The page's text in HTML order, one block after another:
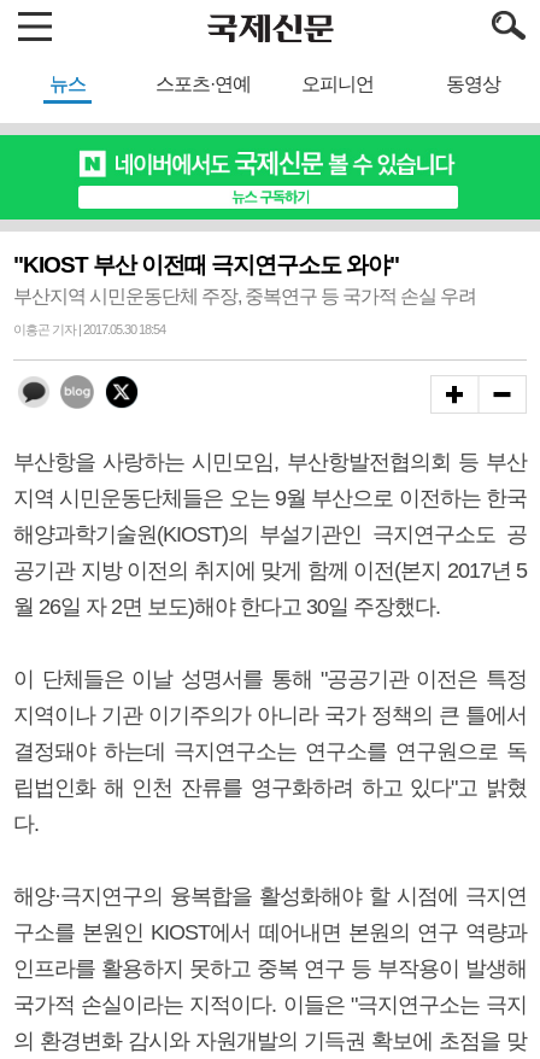
뉴스 스포츠·연예 오피니언 동영상
"KIOST 부산 이전때 극지연구소도 와야"
부산지역 시민운동단체 주장, 중복연구 등 국가적 손실 우려
이흥곤 기자 | 2017.05.30 18:54
부산항을 사랑하는 시민모임, 부산항발전협의회 등 부산
지역 시민운동단체들은 오는 9월 부산으로 이전하는 한국
해양과학기술원(KIOST)의 부설기관인 극지연구소도 공
공기관 지방 이전의 취지에 맞게 함께 이전(본지 2017년 5
월 26일 자 2면 보도)해야 한다고 30일 주장했다.
이 단체들은 이날 성명서를 통해 "공공기관 이전은 특정
지역이나 기관 이기주의가 아니라 국가 정책의 큰 틀에서
결정돼야 하는데 극지연구소는 연구소를 연구원으로 독
립법인화 해 인천 잔류를 영구화하려 하고 있다"고 밝혔
다.
해양·극지연구의 융복합을 활성화해야 할 시점에 극지연
구소를 본원인 KIOST에서 떼어내면 본원의 연구 역량과
인프라를 활용하지 못하고 중복 연구 등 부작용이 발생해
국가적 손실이라는 지적이다. 이들은 "극지연구소는 극지
의 환경변화 감시와 자원개발의 기득권 확보에 초점을 맞